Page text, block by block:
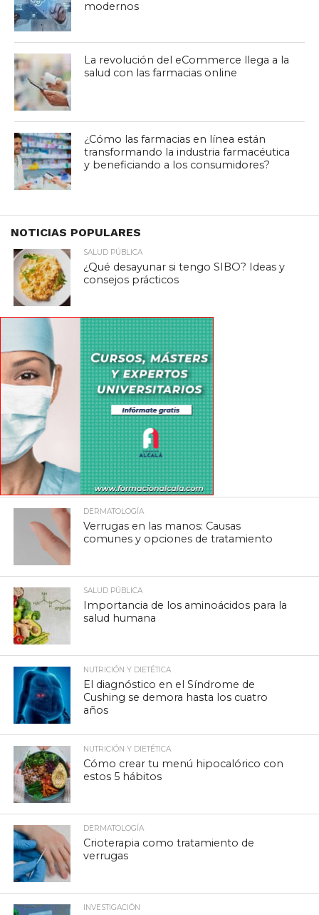
modernos
La revolución del eCommerce llega a la
salud con las farmacias online
¿Cómo las farmacias en línea están
transformando la industria farmacéutica
y beneficiando a los consumidores?
NOTICIAS POPULARES
SALUD PÚBLICA
¿Qué desayunar si tengo SIBO? Ideas y
consejos prácticos
DERMATOLOGÍA
Verrugas en las manos: Causas
comunes y opciones de tratamiento
SALUD PÚBLICA
Importancia de los aminoácidos para la
salud humana
NUTRICIÓN Y DIETÉTICA
El diagnóstico en el Síndrome de
Cushing se demora hasta los cuatro
años
NUTRICIÓN Y DIETÉTICA
Cómo crear tu menú hipocalórico con
estos 5 hábitos
DERMATOLOGÍA
Crioterapia como tratamiento de
verrugas
INVESTIGACIÓN